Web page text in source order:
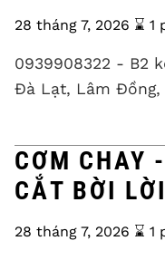
28 tháng 7, 2026 ⌛️
0939908322 - B2
Đà Lạt, Lâm Đồng,
CƠM CHAY
CẮT BỜI
28 tháng 7, 2026 ⌛️